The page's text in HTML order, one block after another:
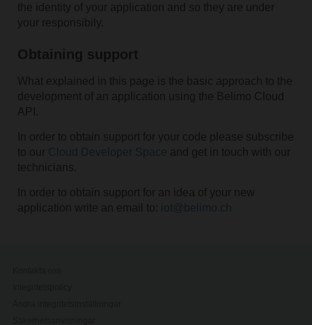
the identity of your application and so they are under
your responsibily.
Obtaining support
What explained in this page is the basic approach to the
development of an application using the Belimo Cloud
API.
In order to obtain support for your code please subscribe
to our
and get in touch with our
technicians.
In order to obtain support for an idea of your new
application write an email to: